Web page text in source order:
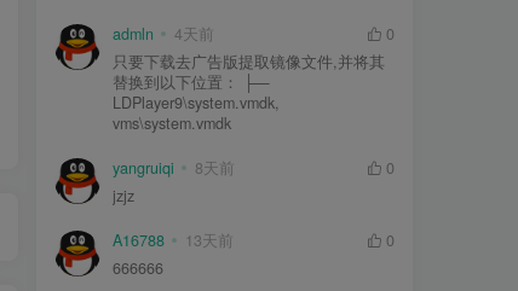
admln 4天前
0
只要下载去广告版提取镜像文件,并将其
替换到以下位置： ├—
LDPlayer9\system.vmdk,
vms\system.vmdk
yangruiqi 8天前
0
jzjz
A16788 13天前
0
666666